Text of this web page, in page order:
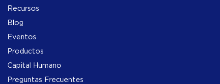
Recursos
Blog
Eventos
Productos
Capital Humano
Preguntas Frecuentes